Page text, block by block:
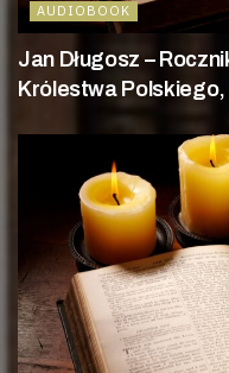
AUDIOBOOK
Jan Długosz –
Królestwa Polskiego,